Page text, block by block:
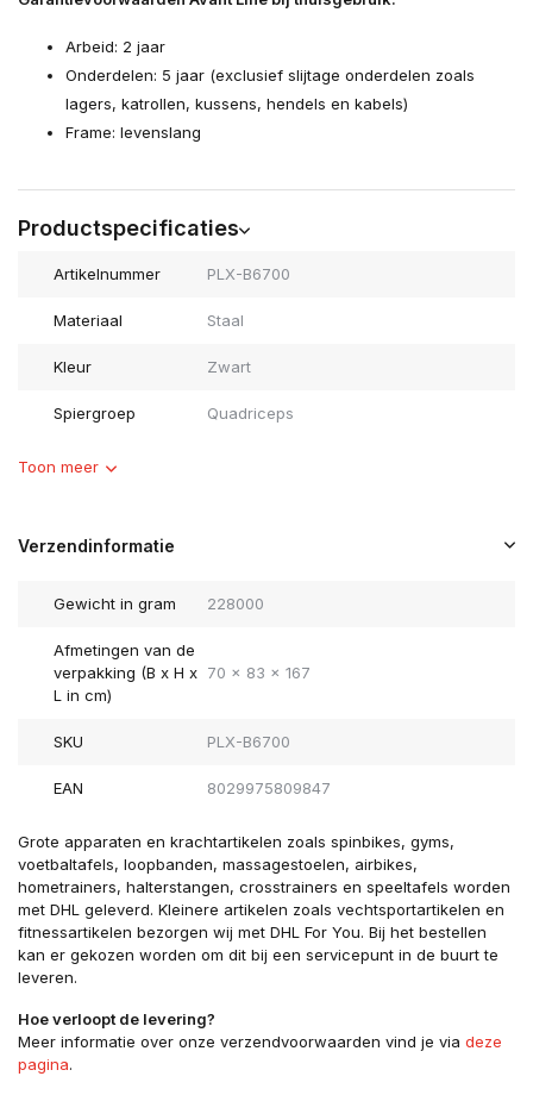
Arbeid: 2 jaar
Onderdelen: 5 jaar (exclusief slijtage onderdelen zoals
lagers, katrollen, kussens, hendels en kabels)
Frame: levenslang
Productspecificaties
Artikelnummer PLX-B6700
Materiaal Staal
Kleur Zwart
Spiergroep Quadriceps
Toon meer
Verzendinformatie
Gewicht in gram 228000
Afmetingen van de
verpakking (B x H x
L in cm)
70 x 83 x 167
SKU PLX-B6700
EAN 8029975809847
Grote apparaten en krachtartikelen zoals spinbikes, gyms,
voetbaltafels, loopbanden, massagestoelen, airbikes,
hometrainers, halterstangen, crosstrainers en speeltafels worden
met DHL geleverd. Kleinere artikelen zoals vechtsportartikelen en
fitnessartikelen bezorgen wij met DHL For You. Bij het bestellen
kan er gekozen worden om dit bij een servicepunt in de buurt te
leveren.
Hoe verloopt de levering?
Meer informatie over onze verzendvoorwaarden vind je via deze
pagina.